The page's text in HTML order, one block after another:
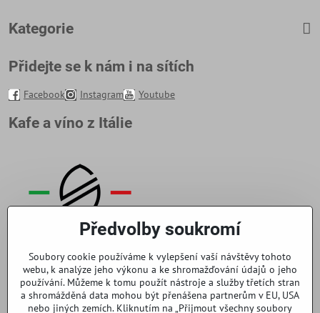
Kategorie
Přidejte se k nám i na sítích
Facebook Instagram Youtube
Kafe a víno z Itálie
Předvolby soukromí
Soubory cookie používáme k vylepšení vaší návštěvy tohoto
webu, k analýze jeho výkonu a ke shromažďování údajů o jeho
používání. Můžeme k tomu použít nástroje a služby třetích stran
a shromážděná data mohou být přenášena partnerům v EU, USA
nebo jiných zemích. Kliknutím na „Přijmout všechny soubory